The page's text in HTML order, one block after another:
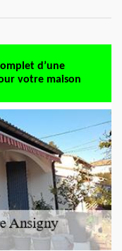
d’une
votre maison